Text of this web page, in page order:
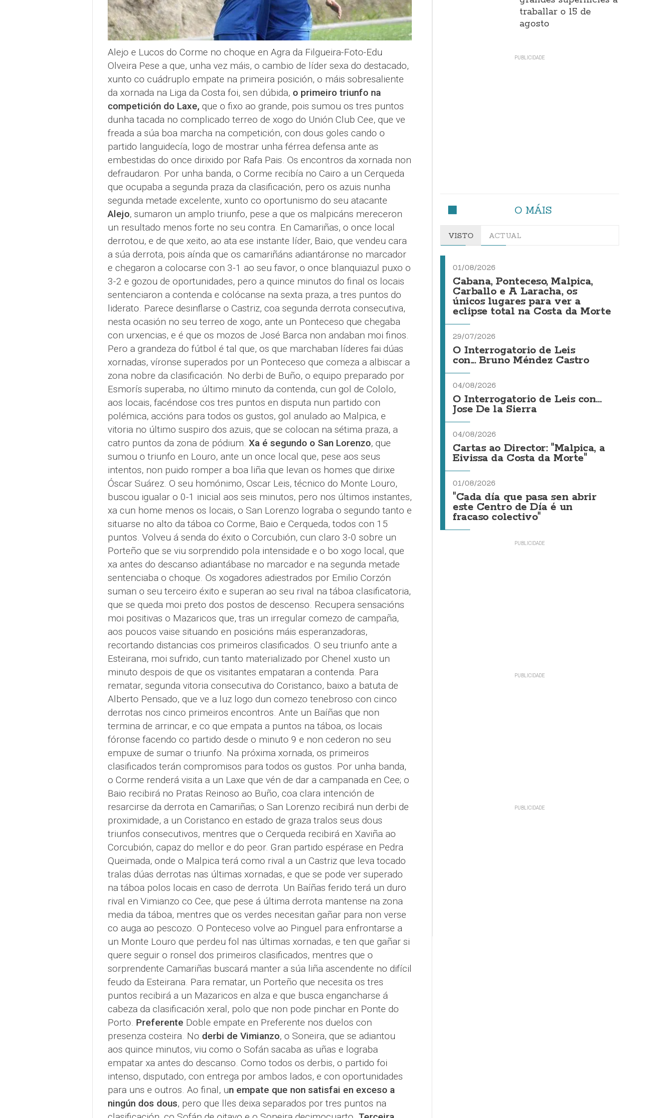
Alejo e Lucos do Corme no choque en Agra da Filgueira-Foto-Edu
Olveira Pese a que, unha vez máis, o cambio de líder sexa do destacado,
xunto co cuádruplo empate na primeira posición, o máis sobresaliente
da xornada na Liga da Costa foi, sen dúbida, o primeiro triunfo na
competición do Laxe,que o fixo ao grande, pois sumou os tres puntos
dunha tacada no complicado terreo de xogo do Unión Club Cee, que ve
freada a súa boa marcha na competición, con dous goles cando o
partido languidecía, logo de mostrar unha férrea defensa ante as
embestidas do once dirixido por Rafa Pais. Os encontros da xornada non
defraudaron. Por unha banda, o Corme recibía no Cairo a un Cerqueda
que ocupaba a segunda praza da clasificación, pero os azuis nunha
segunda metade excelente, xunto co oportunismo do seu atacante
Alejo, sumaron un amplo triunfo, pese a que os malpicáns mereceron
un resultado menos forte no seu contra. En Camariñas, o once local
derrotou, e de que xeito, ao ata ese instante líder, Baio, que vendeu cara
a súa derrota, pois aínda que os camariñáns adiantáronse no marcador
e chegaron a colocarse con 3-1 ao seu favor, o once blanquiazul puxo o
3-2 e gozou de oportunidades, pero a quince minutos do final os locais
sentenciaron a contenda e colócanse na sexta praza, a tres puntos do
liderato. Parece desinflarse o Castriz, coa segunda derrota consecutiva,
nesta ocasión no seu terreo de xogo, ante un Ponteceso que chegaba
con urxencias, e é que os mozos de José Barca non andaban moi finos.
Pero a grandeza do fútbol é tal que, os que marchaban líderes fai dúas
xornadas, víronse superados por un Ponteceso que comeza a albiscar a
zona nobre da clasificación. No derbi de Buño, o equipo preparado por
Esmorís superaba, no último minuto da contenda, cun gol de Cololo,
aos locais, facéndose cos tres puntos en disputa nun partido con
polémica, accións para todos os gustos, gol anulado ao Malpica, e
vitoria no último suspiro dos azuis, que se colocan na sétima praza, a
catro puntos da zona de pódium. Xa é segundo o San Lorenzo, que
sumou o triunfo en Louro, ante un once local que, pese aos seus
intentos, non puido romper a boa liña que levan os homes que dirixe
Óscar Suárez. O seu homónimo, Oscar Leis, técnico do Monte Louro,
buscou igualar o 0-1 inicial aos seis minutos, pero nos últimos instantes,
xa cun home menos os locais, o San Lorenzo lograba o segundo tanto e
situarse no alto da táboa co Corme, Baio e Cerqueda, todos con 15
puntos. Volveu á senda do éxito o Corcubión, cun claro 3-0 sobre un
Porteño que se viu sorprendido pola intensidade e o bo xogo local, que
xa antes do descanso adiantábase no marcador e na segunda metade
sentenciaba o choque. Os xogadores adiestrados por Emilio Corzón
suman o seu terceiro éxito e superan ao seu rival na táboa clasificatoria,
que se queda moi preto dos postos de descenso. Recupera sensacións
moi positivas o Mazaricos que, tras un irregular comezo de campaña,
aos poucos vaise situando en posicións máis esperanzadoras,
recortando distancias cos primeiros clasificados. O seu triunfo ante a
Esteirana, moi sufrido, cun tanto materializado por Chenel xusto un
minuto despois de que os visitantes empataran a contenda. Para
rematar, segunda vitoria consecutiva do Coristanco, baixo a batuta de
Alberto Pensado, que ve a luz logo dun comezo tenebroso con cinco
derrotas nos cinco primeiros encontros. Ante un Baíñas que non
termina de arrincar, e co que empata a puntos na táboa, os locais
fóronse facendo co partido desde o minuto 9 e non cederon no seu
empuxe de sumar o triunfo. Na próxima xornada, os primeiros
clasificados terán compromisos para todos os gustos. Por unha banda,
o Corme renderá visita a un Laxe que vén de dar a campanada en Cee; o
Baio recibirá no Pratas Reinoso ao Buño, coa clara intención de
resarcirse da derrota en Camariñas; o San Lorenzo recibirá nun derbi de
proximidade, a un Coristanco en estado de graza tralos seus dous
triunfos consecutivos, mentres que o Cerqueda recibirá en Xaviña ao
Corcubión, capaz do mellor e do peor. Gran partido espérase en Pedra
Queimada, onde o Malpica terá como rival a un Castriz que leva tocado
tralas dúas derrotas nas últimas xornadas, e que se pode ver superado
na táboa polos locais en caso de derrota. Un Baíñas ferido terá un duro
rival en Vimianzo co Cee, que pese á última derrota mantense na zona
media da táboa, mentres que os verdes necesitan gañar para non verse
co auga ao pescozo. O Ponteceso volve ao Pinguel para enfrontarse a
un Monte Louro que perdeu fol nas últimas xornadas, e ten que gañar si
quere seguir o ronsel dos primeiros clasificados, mentres que o
sorprendente Camariñas buscará manter a súa liña ascendente no difícil
feudo da Esteirana. Para rematar, un Porteño que necesita os tres
puntos recibirá a un Mazaricos en alza e que busca engancharse á
cabeza da clasificación xeral, polo que non pode pinchar en Ponte do
Porto. Preferente Doble empate en Preferente nos duelos con
presenza costeira. No derbi de Vimianzo, o Soneira, que se adiantou
aos quince minutos, viu como o Sofán sacaba as uñas e lograba
empatar xa antes do descanso. Como todos os derbis, o partido foi
intenso, disputado, con entrega por ambos lados, e con oportunidades
para uns e outros. Ao final, un empate que non satisfai en exceso a
ningún dos dous, pero que lles deixa separados por tres puntos na
traballar o 15 de
agosto
O MÁIS
VISTO ACTUAL
01/08/2026
Cabana, Ponteceso, Malpica,
Carballo e A Laracha, os
únicos lugares para ver a
eclipse total na Costa da Morte
29/07/2026
O Interrogatorio de Leis
con... Bruno Méndez Castro
04/08/2026
O Interrogatorio de Leis con...
Jose De la Sierra
04/08/2026
Cartas ao Director: "Malpica, a
Eivissa da Costa da Morte"
01/08/2026
"Cada día que pasa sen abrir
este Centro de Día é un
fracaso colectivo"